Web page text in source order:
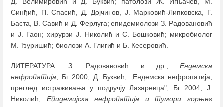
Д. Велимировић и Д. Буквић; патолози Ж. Игњачев, М.
Синђић, П. Спасић, Д. Дојчинов, Ј. Марковић-Липковска, Г.
Баста, В. Савић и Д. Ферлуга; епидемиолози З. Радовановић
и Ј. Гаон; хирурзи Ј. Николић и С. Бошковић; микробиолог
М. Ђуришић; биолози А. Глигић и Б. Кесеровић.
ЛИТЕРАТУРА: З. Радовановић и др., Ендемска
нефропатија , Бг 2000; Д. Буквић, „Ендемска нефропатија,
преглед истраживања у подручју Лазаревца", Бг 2004; J.
Николић, Епидемијска нефропатија и тумори горњег